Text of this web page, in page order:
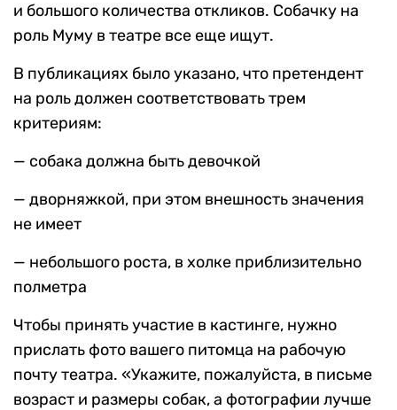
и большого количества откликов. Собачку на
роль Муму в театре все еще ищут.
В публикациях было указано, что претендент
на роль должен соответствовать трем
критериям:
— собака должна быть девочкой
— дворняжкой, при этом внешность значения
не имеет
— небольшого роста, в холке приблизительно
полметра
Чтобы принять участие в кастинге, нужно
прислать фото вашего питомца на рабочую
почту театра. «Укажите, пожалуйста, в письме
возраст и размеры собак, а фотографии лучше